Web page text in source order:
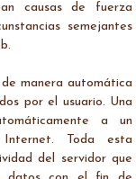
causas de fuerza
semejantes
manera automática
por el usuario. Una
a un
Toda esta
del servidor que